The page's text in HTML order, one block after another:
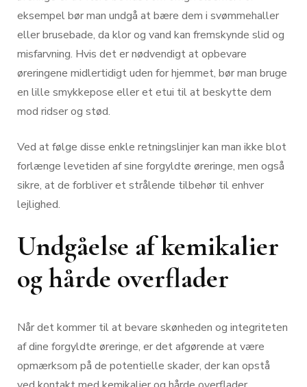
eksempel bør man undgå at bære dem i svømmehaller
eller brusebade, da klor og vand kan fremskynde slid og
misfarvning. Hvis det er nødvendigt at opbevare
øreringene midlertidigt uden for hjemmet, bør man bruge
en lille smykkepose eller et etui til at beskytte dem
mod ridser og stød.
Ved at følge disse enkle retningslinjer kan man ikke blot
forlænge levetiden af sine forgyldte øreringe, men også
sikre, at de forbliver et strålende tilbehør til enhver
lejlighed.
Undgåelse af kemikalier
og hårde overflader
Når det kommer til at bevare skønheden og integriteten
af dine forgyldte øreringe, er det afgørende at være
opmærksom på de potentielle skader, der kan opstå